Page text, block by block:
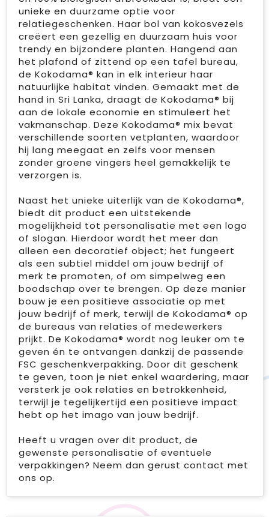
unieke en duurzame optie voor
relatiegeschenken. Haar bol van kokosvezels
creëert een gezellig en duurzaam huis voor
trendy en bijzondere planten. Hangend aan
het plafond of zittend op een tafel bureau,
de Kokodama® kan in elk interieur haar
natuurlijke habitat vinden. Gemaakt met de
hand in Sri Lanka, draagt de Kokodama® bij
aan de lokale economie en stimuleert het
vakmanschap. Deze Kokodama® mix bevat
verschillende soorten vetplanten, waardoor
hij lang meegaat en zelfs voor mensen
zonder groene vingers heel gemakkelijk te
verzorgen is.
Naast het unieke uiterlijk van de Kokodama®,
biedt dit product een uitstekende
mogelijkheid tot personalisatie met een logo
of slogan. Hierdoor wordt het meer dan
alleen een decoratief object; het fungeert
als een subtiel middel om jouw bedrijf of
merk te promoten, of om simpelweg een
boodschap over te brengen. Op deze manier
bouw je een positieve associatie op met
jouw bedrijf of merk, terwijl de Kokodama® op
de bureaus van relaties of medewerkers
prijkt. De Kokodama® wordt nog leuker om te
geven én te ontvangen dankzij de passende
FSC geschenkverpakking. Door dit geschenk
te geven, toon je niet enkel waardering, maar
versterk je ook relaties en betrokkenheid,
terwijl je tegelijkertijd een positieve impact
hebt op het imago van jouw bedrijf.
Heeft u vragen over dit product, de
gewenste personalisatie of eventuele
verpakkingen? Neem dan gerust contact met
ons op.